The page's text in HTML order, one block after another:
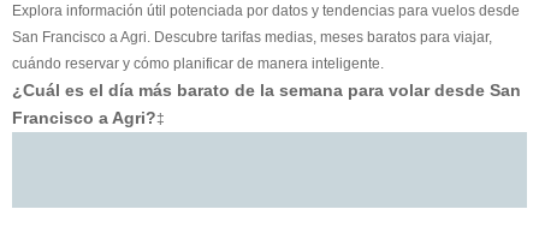
Explora información útil potenciada por datos y tendencias para vuelos desde
San Francisco a Agri. Descubre tarifas medias, meses baratos para viajar,
cuándo reservar y cómo planificar de manera inteligente.
¿Cuál es el día más barato de la semana para volar desde San
Francisco a Agri?‡